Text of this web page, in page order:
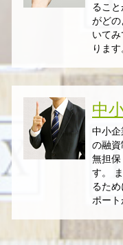
るこ
がどの
いて
りま
中
中小
の融資
無担
す。
るた
ポー